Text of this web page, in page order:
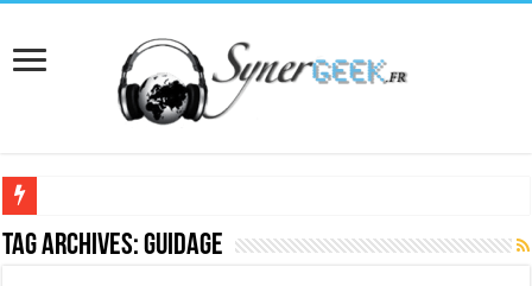
[Interview] Martial Auroy, professionnel du monde Microsoft
Tag Archives:guidage